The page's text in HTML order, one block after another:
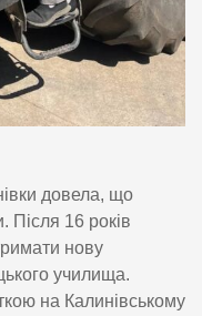
довела, що
Після 16 років
нову
училища.
на Калинівському